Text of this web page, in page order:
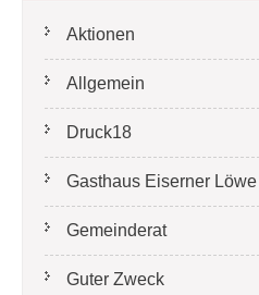
Aktionen
Allgemein
Druck18
Gasthaus Eiserner Löwe
Gemeinderat
Guter Zweck